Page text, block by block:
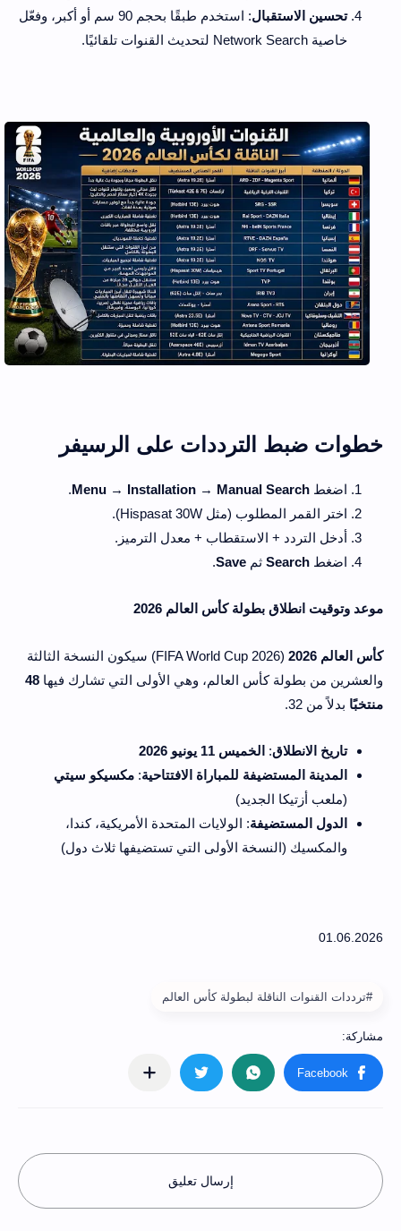
تحسين الاستقبال
: استخدم طبقًا بحجم 90 سم أو أكبر، وفعّل
خاصية Network Search لتحديث القنوات تلقائيًا.
خطوات ضبط الترددات على الرسيفر
اضغط Menu → Installation → Manual Search
.
اختر القمر المطلوب (مثل Hispasat 30W).
أدخل التردد + الاستقطاب + معدل الترميز.
اضغط Search ثم Save
.
موعد وتوقيت انطلاق بطولة كأس العالم 2026
كأس العالم 2026
والعشرين من بطولة كأس العالم، وهي الأولى التي تشارك فيها
منتخبًا بدلاً من 32.
تاريخ الانطلاق: الخميس 11 يونيو 2026
المدينة المستضيفة للمباراة الافتتاحية: مكسيكو سيتي
(ملعب أزتيكا الجديد)
الدول المستضيفة: الولايات المتحدة الأمريكية، كندا،
والمكسيك (النسخة الأولى التي تستضيفها ثلاث دول)
#ترددات القنوات الناقلة لبطولة كأس العالم
إرسال تعليق